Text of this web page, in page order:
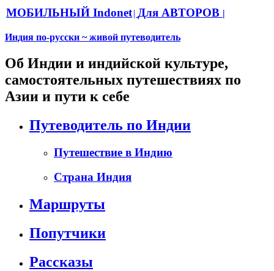
МОБИЛЬНЫЙ Indonet| Для АВТОРОВ |
Индия по-русски ~ живой путеводитель
Об Индии и индийской культуре,
самостоятельных путешествиях по
Азии и пути к себе
Путеводитель по Индии
Путешествие в Индию
Страна Индия
Маршруты
Попутчики
Рассказы